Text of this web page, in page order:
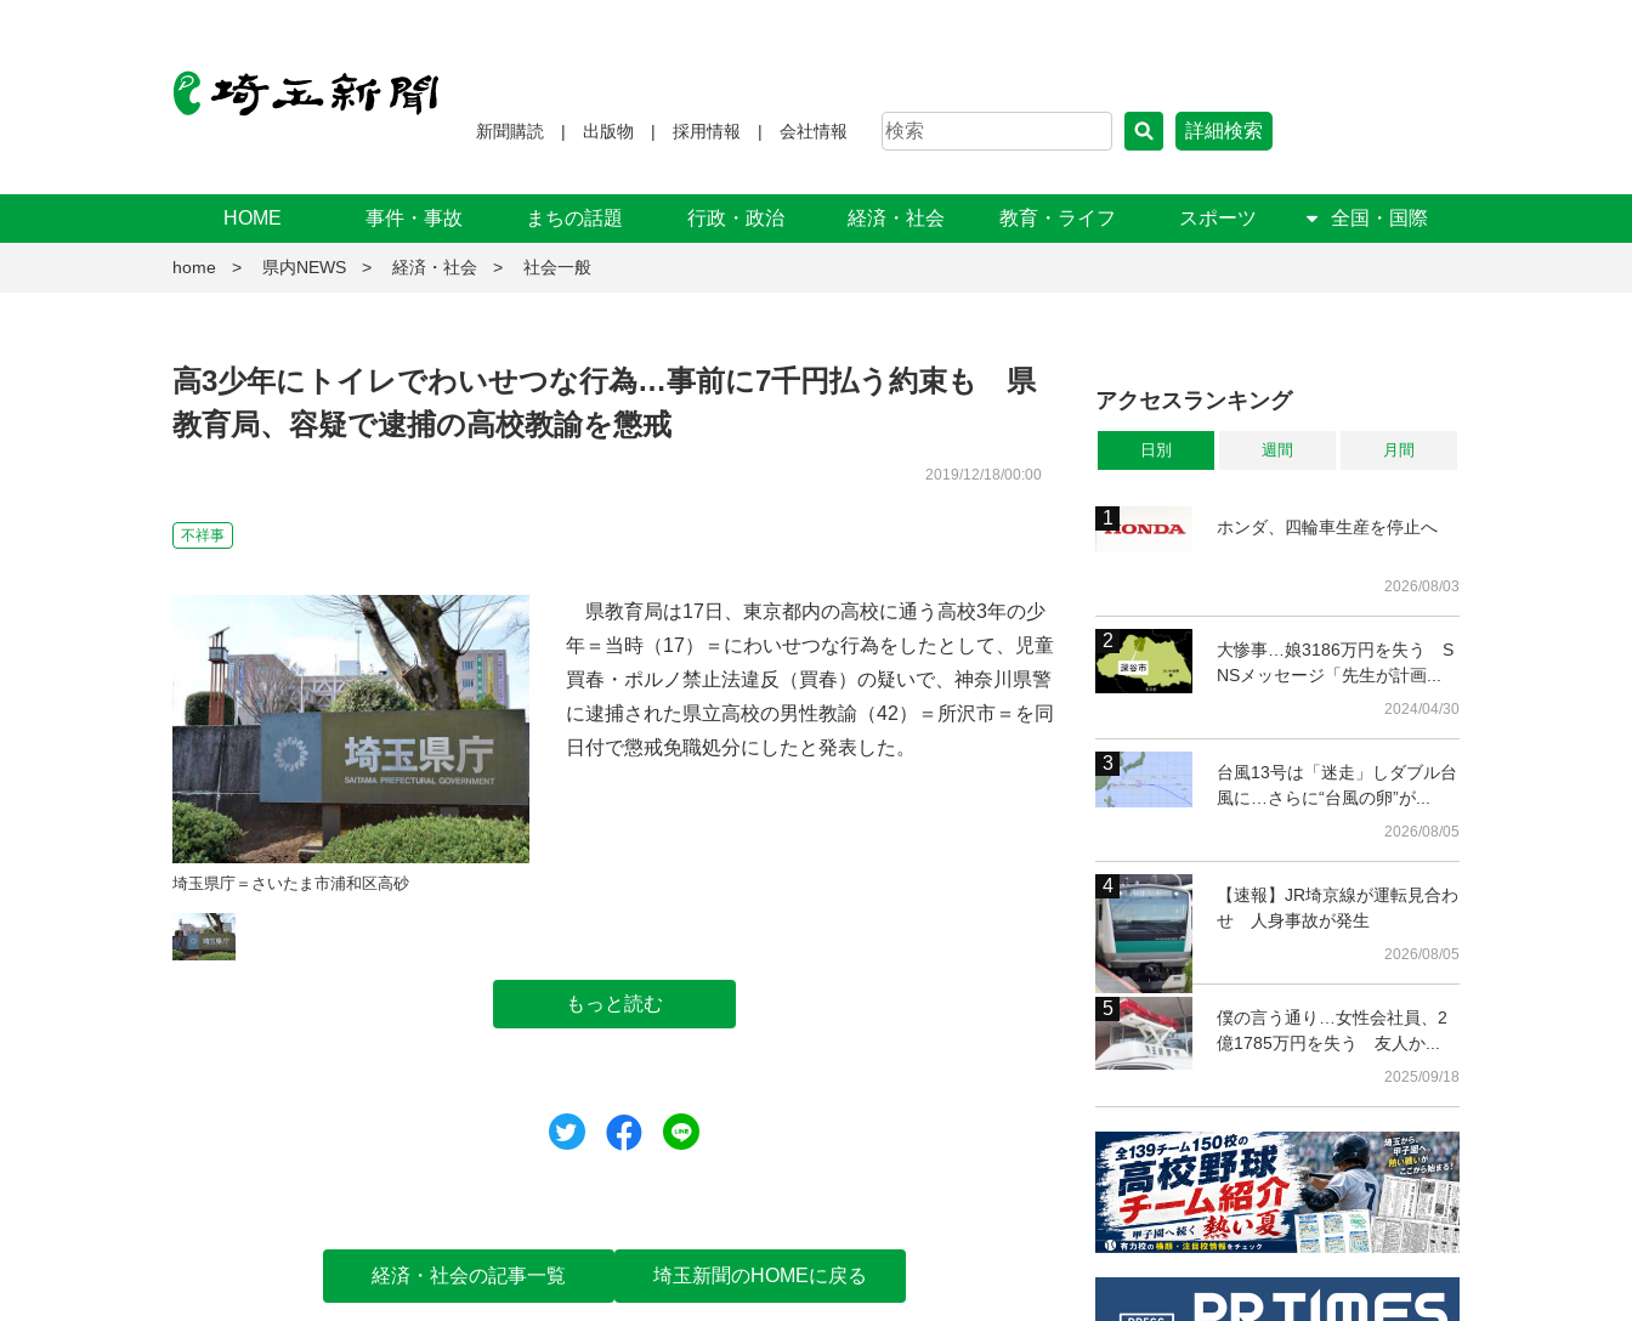
新聞購読 出版物 採用情報 会社情報 詳細検索
HOME 事件・事故 まちの話題 行政・政治 経済・社会 教育・ライフ スポーツ 全国・国際
home 県内NEWS 経済・社会 社会一般
高3少年にトイレでわいせつな行為…事前に7千円払う約束も 県
教育局、容疑で逮捕の高校教諭を懲戒
2019/12/18/00:00
不祥事
埼玉県庁＝さいたま市浦和区高砂
県教育局は17日、東京都内の高校に通う高校3年の少
年＝当時（17）＝にわいせつな行為をしたとして、児童
買春・ポルノ禁止法違反（買春）の疑いで、神奈川県警
に逮捕された県立高校の男性教諭（42）＝所沢市＝を同
日付で懲戒免職処分にしたと発表した。
もっと読む
ツイートシェア
経済・社会の記事一覧 埼玉新聞のHOMEに戻る
アクセスランキング
日別 週間 月間
ホンダ、四輪車生産を停止へ
2026/08/03
大惨事…娘3186万円を失う S
NSメッセージ「先生が計画...
2024/04/30
台風13号は「迷走」しダブル台
風に…さらに“台風の卵”が...
2026/08/05
【速報】JR埼京線が運転見合わ
せ 人身事故が発生
2026/08/05
僕の言う通り…女性会社員、2
億1785万円を失う 友人か...
2025/09/18